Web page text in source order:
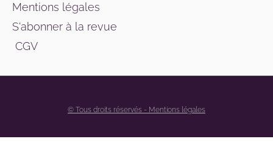
Mentions légales
S'abonner à la revue
CGV
© Tous droits réservés - Mentions légales